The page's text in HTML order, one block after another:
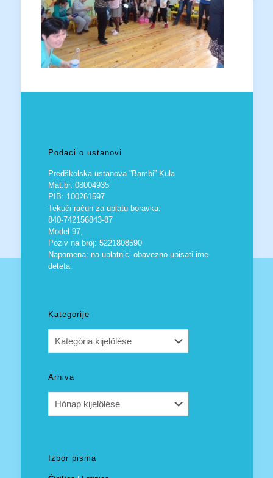
Podaci o ustanovi
Predškolska ustanova ”Bambi” Kula
Mat.br. 08004935
PIB: 100261597
Tekući račun za uplatu boravka:
840-742156843-87
Model 97,
Poziv na broj: 5221808590
Napomena: na uplatnici obavezno upisati ime
deteta.
Kategorije
Arhiva
Izbor pisma